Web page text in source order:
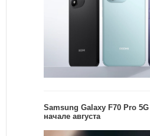
Samsung Galaxy F70 Pro
начале августа